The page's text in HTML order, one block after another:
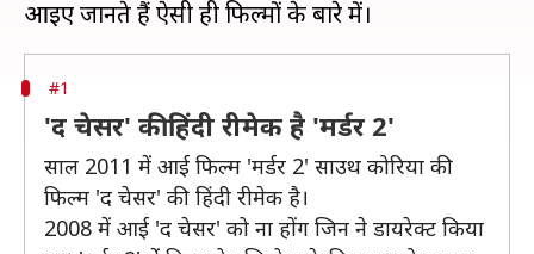
#1
'द चेसर' की हिंदी रीमेक है 'मर्डर 2'
साल 2011 में आई फिल्म 'मर्डर 2' साउथ कोरिया की
फिल्म 'द चेसर' की हिंदी रीमेक है।
2008 में आई 'द चेसर' को ना होंग जिन ने डायरेक्ट किया